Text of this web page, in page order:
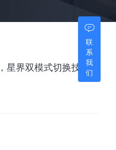
星界双模式切换技术
联
系
我
们